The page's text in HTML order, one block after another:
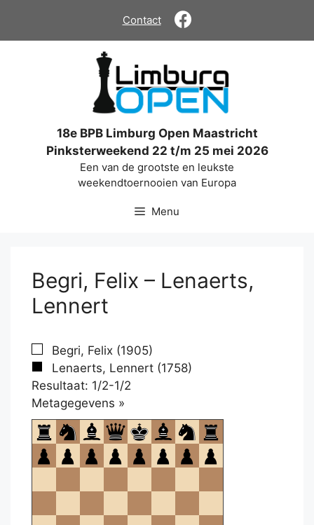
de
Contact
18e BPB Limburg Open Maastricht
Pinksterweekend 22 t/m 25 mei 2026
Een van de grootste en leukste
weekendtoernooien van Europa
Menu
Begri, Felix – Lenaerts,
Lennert
Begri, Felix (1905)
Lenaerts, Lennert (1758)
Resultaat: 1/2-1/2
Metagegevens »
om
te
openen.